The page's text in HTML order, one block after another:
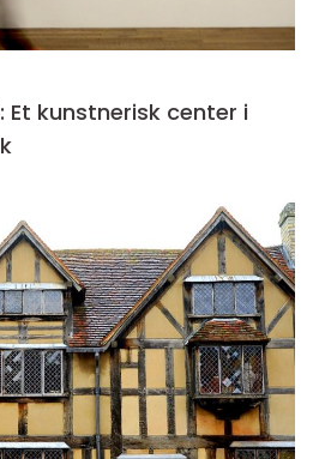
Et kunstnerisk center i